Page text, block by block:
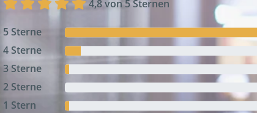
4,8 von 5 Sternen
5 Sterne
4 Sterne
3 Sterne
2 Sterne
1 Stern